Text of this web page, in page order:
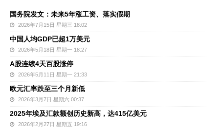
国务院发文：未来5年涨工资、落实假期
2026年7月15日 星期三 18:02
中国人均GDP已超1万美元
2026年5月18日 星期一 18:27
A股连续4天百股涨停
2026年5月11日 星期一 21:33
欧元汇率跌至三个月新低
2026年3月7日 星期六 00:37
2025年埃及汇款额创历史新高，达415亿美元
2026年2月27日 星期五 19:16